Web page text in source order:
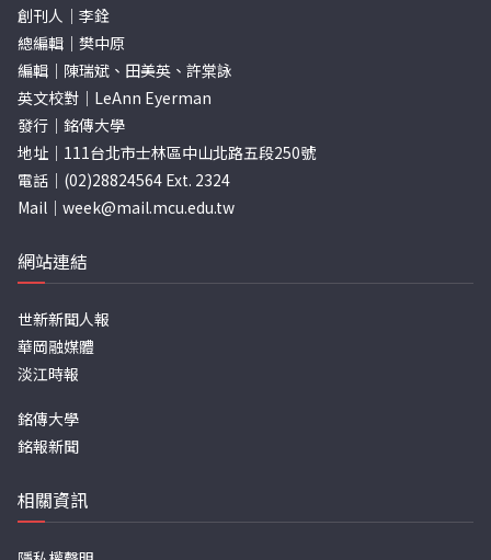
創刊人｜李銓
總編輯｜樊中原
編輯｜陳瑞斌、田美英、許棠詠
英文校對｜LeAnn Eyerman
發行｜銘傳大學
地址｜111台北市士林區中山北路五段250號
電話｜(02)28824564 Ext. 2324
Mail｜ week@mail.mcu.edu.tw
網站連結
世新新聞人報
華岡融媒體
淡江時報
銘傳大學
銘報新聞
相關資訊